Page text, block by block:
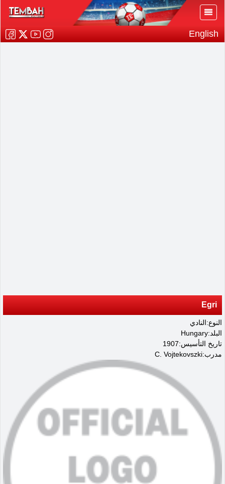
English
Egri
النوع:النادي
البلد:Hungary
تاريخ التأسيس:1907
مدرب:C. Vojtekovszki